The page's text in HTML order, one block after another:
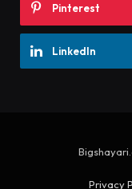
Pinterest
LinkedIn
Privacy